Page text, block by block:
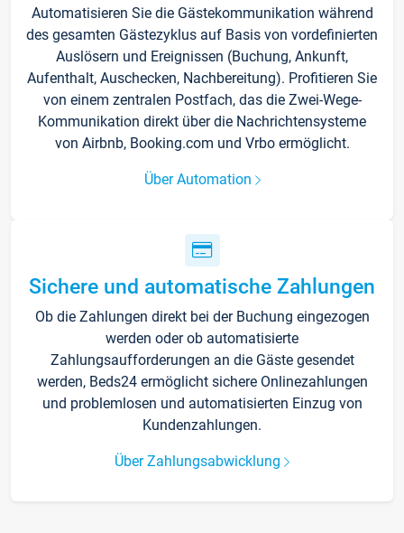
Automatisieren Sie die Gästekommunikation während
des gesamten Gästezyklus auf Basis von vordefinierten
Auslösern und Ereignissen (Buchung, Ankunft,
Aufenthalt, Auschecken, Nachbereitung). Profitieren Sie
von einem zentralen Postfach, das die Zwei-Wege-
Kommunikation direkt über die Nachrichtensysteme
von Airbnb, Booking.com und Vrbo ermöglicht.
Über Automation
Sichere und automatische Zahlungen
Ob die Zahlungen direkt bei der Buchung eingezogen
werden oder ob automatisierte
Zahlungsaufforderungen an die Gäste gesendet
werden, Beds24 ermöglicht sichere Onlinezahlungen
und problemlosen und automatisierten Einzug von
Kundenzahlungen.
Über Zahlungsabwicklung